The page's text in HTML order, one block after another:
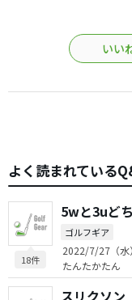
いい
よく読まれている
18件
5wと3uど
ゴルフギア
2022/7/27（水
たんたかたん
スリクソ